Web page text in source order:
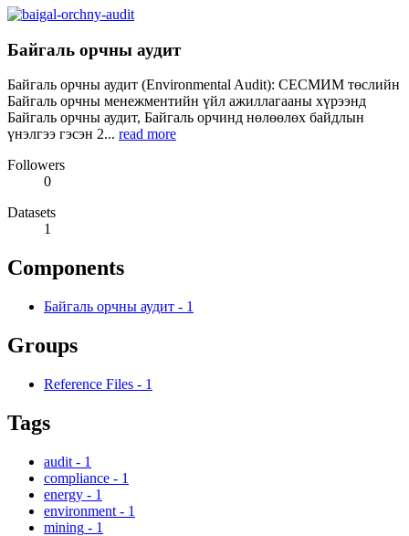
Байгаль орчны аудит
Байгаль орчны аудит (Environmental Audit): СЕСМИМ төслийн
Байгаль орчны менежментийн үйл ажиллагааны хүрээнд
Байгаль орчны аудит, Байгаль орчинд нөлөөлөх байдлын
үнэлгээ гэсэн 2... read more
Followers
0
Datasets
1
Components
Байгаль орчны аудит - 1
Groups
Reference Files - 1
Tags
audit - 1
compliance - 1
energy - 1
environment - 1
mining - 1